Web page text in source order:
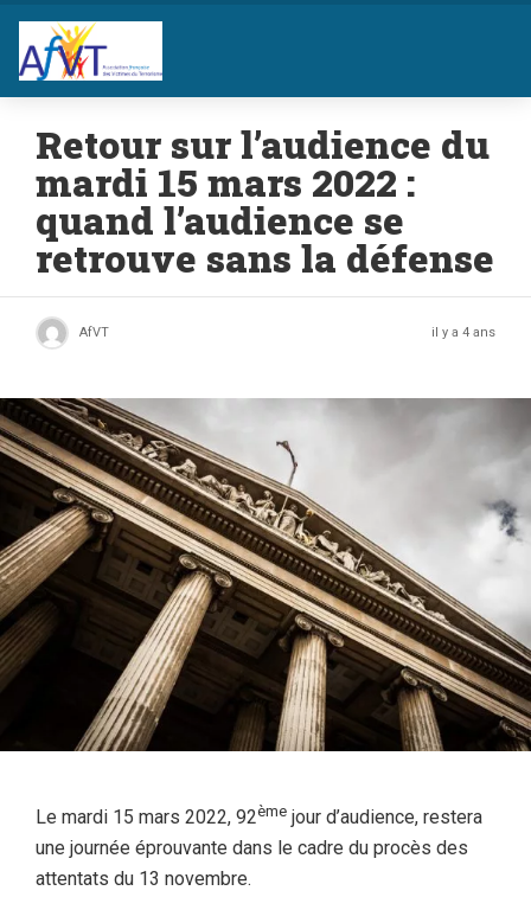
Retour sur l’audience du
mardi 15 mars 2022 :
quand l’audience se
retrouve sans la défense
AfVT il y a 4 ans
Le mardi 15 mars 2022, 92ème jour d’audience, restera
une journée éprouvante dans le cadre du procès des
attentats du 13 novembre.